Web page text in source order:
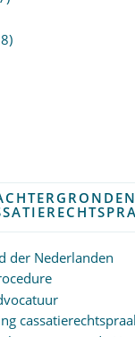
der Nederlanden